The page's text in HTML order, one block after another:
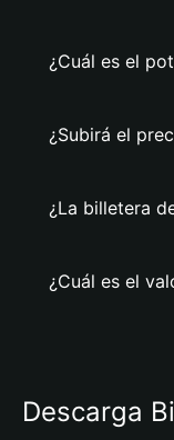
¿Cuál es el
¿Subirá el
¿La billetera
¿Cuál es el
Descarga